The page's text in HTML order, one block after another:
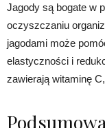
Jagody są bogate w
oczyszczaniu
jagodami może
elastyczności i
zawierają witaminę